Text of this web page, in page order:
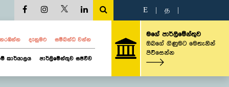
E த
දැනුමට සම්බන්ධ වන්න
කාර්යාලය පාර්ලිමේන්තුව සජීවීව
මගේ පාර්ලිමේන්තුව
ඔබගේ ගිණුමට මෙතැනින්
පිවිසෙන්න